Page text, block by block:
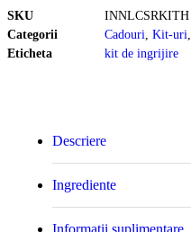
SKU
INNLCSRKITH
Categorii
Cadouri, Kit-uri,
Eticheta
kit de ingrijire
Descriere
Ingrediente
Informații suplimentare